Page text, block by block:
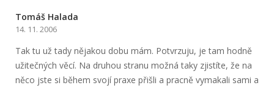
Tomáš Halada
14. 11. 2006
Tak tu už tady nějakou dobu mám. Potvrzuju, je tam hodně
užitečných věcí. Na druhou stranu možná taky zjistíte, že na
něco jste si během svojí praxe přišli a pracně vymakali sami a